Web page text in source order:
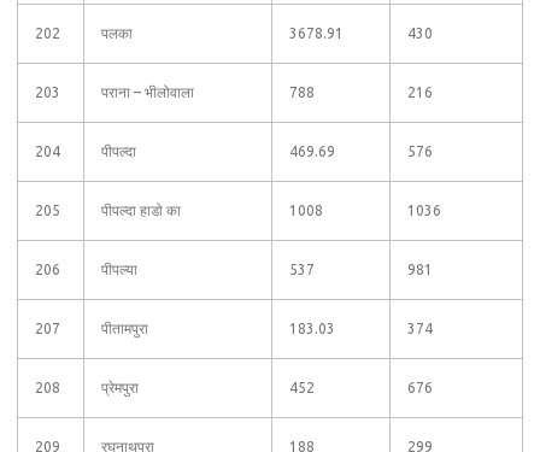
202 पलका 3678.91 430
203 पराना – भीलोवाला 788 216
204 पीपल्दा 469.69 576
205 पीपल्दा हाडो का 1008 1036
206 पीपल्या 537 981
207 पीतामपुरा 183.03 374
208 प्रेमपुरा 452 676
209 रघुनाथपुरा 188 299